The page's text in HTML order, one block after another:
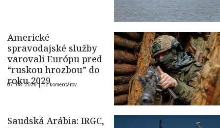
Americké
spravodajské služby
varovali Európu pred
“ruskou hrozbou” do
roku 2029
07. 08. 2026 |12 komentárov
Saudská Arábia: IRGC,